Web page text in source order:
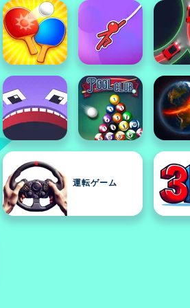
運転ゲーム